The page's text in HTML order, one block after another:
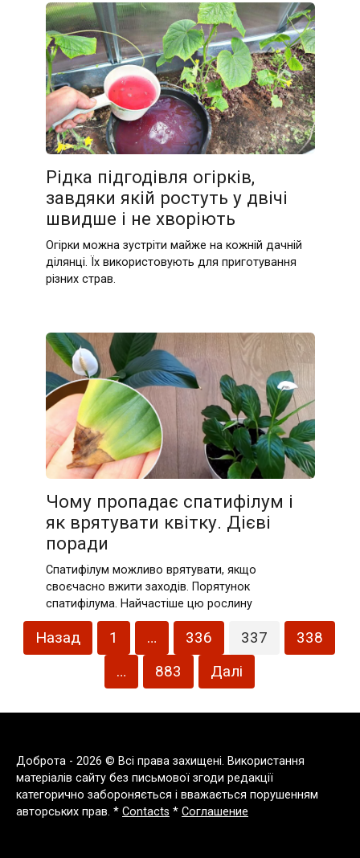
Рідка підгодівля огірків,
завдяки якій ростуть у двічі
швидше і не хворіють
Огірки можна зустріти майже на кожній дачній
ділянці. Їх використовують для приготування
різних страв.
Чому пропадає спатифілум і
як врятувати квітку. Дієві
поради
Спатифілум можливо врятувати, якщо
своєчасно вжити заходів. Порятунок
спатифілума. Найчастіше цю рослину
Пагінація
записів
Назад 1 … 336 337
338
…
883 Далі
Доброта - 2026 © Всі права захищені. Використання
матеріалів сайту без письмової згоди редакції
категорично забороняється і вважається порушенням
авторських прав. * Contacts * Соглашение